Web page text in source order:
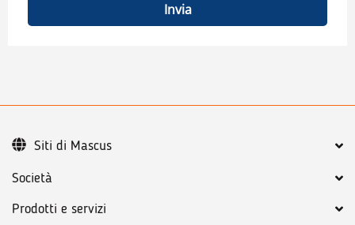
Invia
Società
Prodotti e servizi
Siti di Mascus